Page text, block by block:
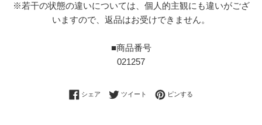
※若干の状態の違いについては、個人的主観にも違いがござ
いますので、返品はお受けできません。
■商品番号
021257
シェア Facebookでシェアする
ツイート Twitterに投稿する
ピンする